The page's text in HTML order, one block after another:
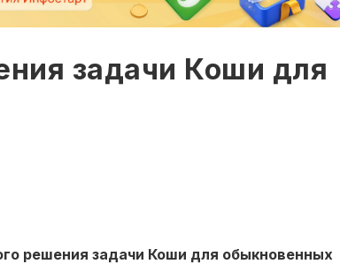
задачи Коши для
решения задачи Коши для обыкновенных